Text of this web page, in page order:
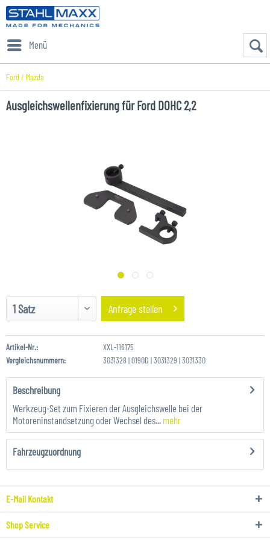
Menü
Ford / Mazda
Ausgleichswellenfixierung für Ford DOHC 2,2
Anfrage stellen
Artikel-Nr.:
XXL-116175
Vergleichsnummern:
3031328 | 0190D | 3031329 | 3031330
Beschreibung
Werkzeug-Set zum Fixieren der Ausgleichswelle bei der
Motoreninstandsetzung oder Wechsel des... mehr
Fahrzeugzuordnung
E-Mail Kontakt
Shop Service